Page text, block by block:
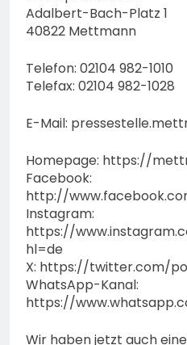
Adalbert-Bach-Platz 1
40822 Mettmann
Telefon: 02104 982-1010
Telefax: 02104 982-1028
E-Mail:
Homepage: https://
Facebook:
http://
Instagram:
https://
hl=de
X: https://twitter.com/
WhatsApp-Kanal:
https://
Wir haben jetzt auch